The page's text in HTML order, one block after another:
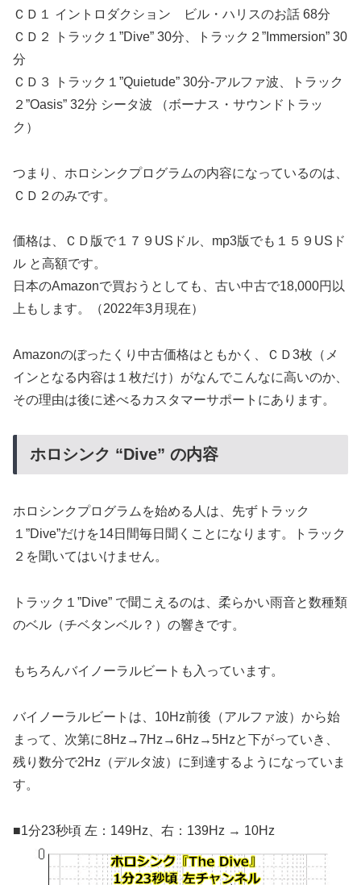
ＣＤ１ イントロダクション ビル・ハリスのお話 68分
ＣＤ２ トラック１”Dive” 30分、トラック２”Immersion” 30
分
ＣＤ３ トラック１”Quietude” 30分-アルファ波、トラック
２”Oasis” 32分 シータ波 （ボーナス・サウンドトラッ
ク）
つまり、ホロシンクプログラムの内容になっているのは、
ＣＤ２のみです。
価格は、ＣＤ版で１７９USドル、mp3版でも１５９USド
ル と高額です。
日本のAmazonで買おうとしても、古い中古で18,000円以
上もします。（2022年3月現在）
Amazonのぼったくり中古価格はともかく、ＣＤ3枚（メ
インとなる内容は１枚だけ）がなんでこんなに高いのか、
その理由は後に述べるカスタマーサポートにあります。
ホロシンク “Dive” の内容
ホロシンクプログラムを始める人は、先ずトラック
１”Dive”だけを14日間毎日聞くことになります。トラック
２を聞いてはいけません。
トラック１”Dive” で聞こえるのは、柔らかい雨音と数種類
のベル（チベタンベル？）の響きです。
もちろんバイノーラルビートも入っています。
バイノーラルビートは、10Hz前後（アルファ波）から始
まって、次第に8Hz→7Hz→6Hz→5Hzと下がっていき、
残り数分で2Hz（デルタ波）に到達するようになっていま
す。
■1分23秒頃 左：149Hz、右：139Hz → 10Hz